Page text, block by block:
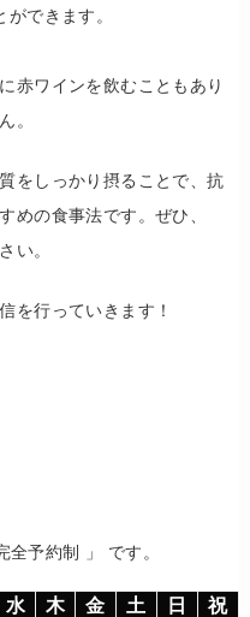
できます。
赤ワインを飲むこともあり
。
をしっかり摂ることで、抗
めの食事法です。ぜひ、
い。
を行っていきます！
予約制 」 です。
水 木 金 土 日
祝